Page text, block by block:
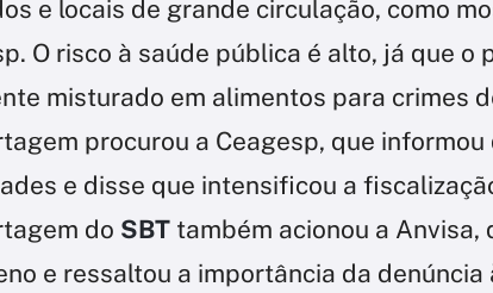
e locais de grande circulação, como
O risco à saúde pública é alto, já que o
misturado em alimentos para crimes
procurou a Ceagesp, que
e disse que intensificou a
do SBT também acionou a
e ressaltou a importância da